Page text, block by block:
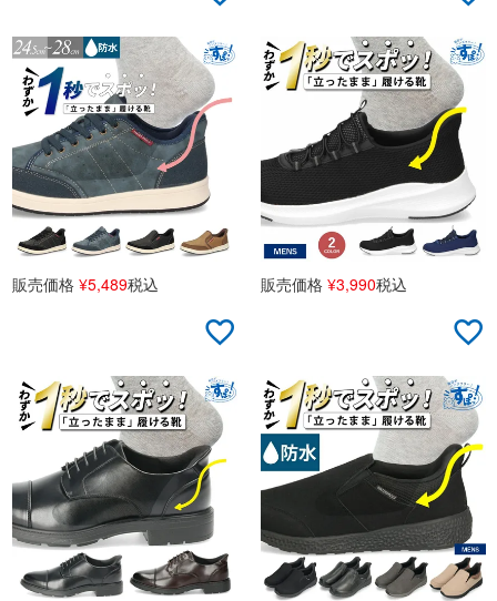
販売価格 ¥5,489税込 販売価格 ¥3,990税込